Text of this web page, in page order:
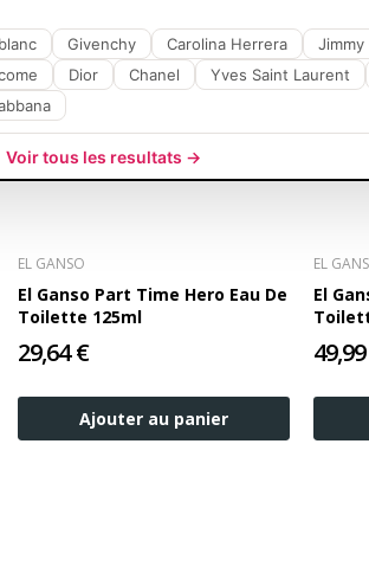
EL GANSO
El Ganso Part Time Hero Eau De
Toilette 125ml
29,64 €
Ajouter au panier
EL
El
Givenchy Carolina Herrera Jimmy
Dior Chanel Yves Saint Laurent
Voir tous les resultats →